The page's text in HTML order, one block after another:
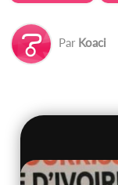
Par Koaci